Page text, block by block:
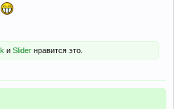
и Slider нравится это.